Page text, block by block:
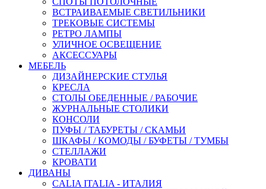
ВСТРАИВАЕМЫЕ СВЕТИЛЬНИКИ
ТРЕКОВЫЕ СИСТЕМЫ
РЕТРО ЛАМПЫ
УЛИЧНОЕ ОСВЕЩЕНИЕ
АКСЕССУАРЫ
МЕБЕЛЬ
ДИЗАЙНЕРСКИЕ СТУЛЬЯ
КРЕСЛА
СТОЛЫ ОБЕДЕННЫЕ / РАБОЧИЕ
ЖУРНАЛЬНЫЕ СТОЛИКИ
КОНСОЛИ
ПУФЫ / ТАБУРЕТЫ / СКАМЬИ
ШКАФЫ / КОМОДЫ / БУФЕТЫ / ТУМБЫ
СТЕЛЛАЖИ
КРОВАТИ
ДИВАНЫ
CALIA ITALIA - ИТАЛИЯ